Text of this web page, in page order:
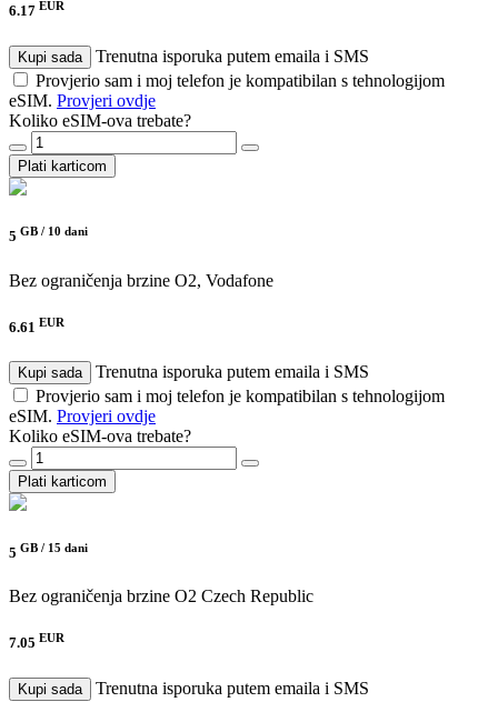
6.17 EUR
Kupi sada
Trenutna isporuka putem emaila i SMS
Provjerio sam i moj telefon je kompatibilan s tehnologijom
eSIM. Provjeri ovdje
Koliko eSIM-ova trebate?
Plati karticom
5 GB / 10 dani
Bez ograničenja brzine O2, Vodafone
6.61 EUR
Kupi sada
Trenutna isporuka putem emaila i SMS
Provjerio sam i moj telefon je kompatibilan s tehnologijom
eSIM. Provjeri ovdje
Koliko eSIM-ova trebate?
Plati karticom
5 GB / 15 dani
Bez ograničenja brzine O2 Czech Republic
7.05 EUR
Kupi sada
Trenutna isporuka putem emaila i SMS